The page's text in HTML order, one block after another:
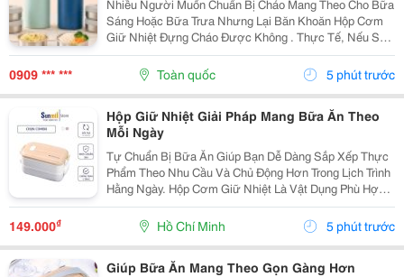
Nhiều Người Muốn Chuẩn Bị Cháo Mang Theo Cho Bữa
Sáng Hoặc Bữa Trưa Nhưng Lại Băn Khoăn Hộp Cơm
Giữ Nhiệt Đựng Cháo Được Không . Thực Tế, Nếu Sử
Dụng Đúng Cách, Hộp Cơm Giữ Nhiệt Hoàn Toàn Có
Thể Đáp Ứng Nhu Cầu Này. Tuy Nhiên, Để Cháo Giữ
Được Hương...
0909 *** *** Toàn quốc 5 phút trước
Hộp Giữ Nhiệt Giải Pháp Mang Bữa Ăn Theo
Mỗi Ngày
Tự Chuẩn Bị Bữa Ăn Giúp Bạn Dễ Dàng Sắp Xếp Thực
Phẩm Theo Nhu Cầu Và Chủ Động Hơn Trong Lịch Trình
Hằng Ngày. Hộp Cơm Giữ Nhiệt Là Vật Dụng Phù Hợp
Để Mang Cơm Đến Trường, Nơi Làm Việc Hoặc Sử
Dụng Trong Những Chuyến Đi. Ưu Tiên Thiết Kế Có
Nhiều...
149.000₫ Hồ Chí Minh 5 phút trước
Giúp Bữa Ăn Mang Theo Gọn Gàng Hơn